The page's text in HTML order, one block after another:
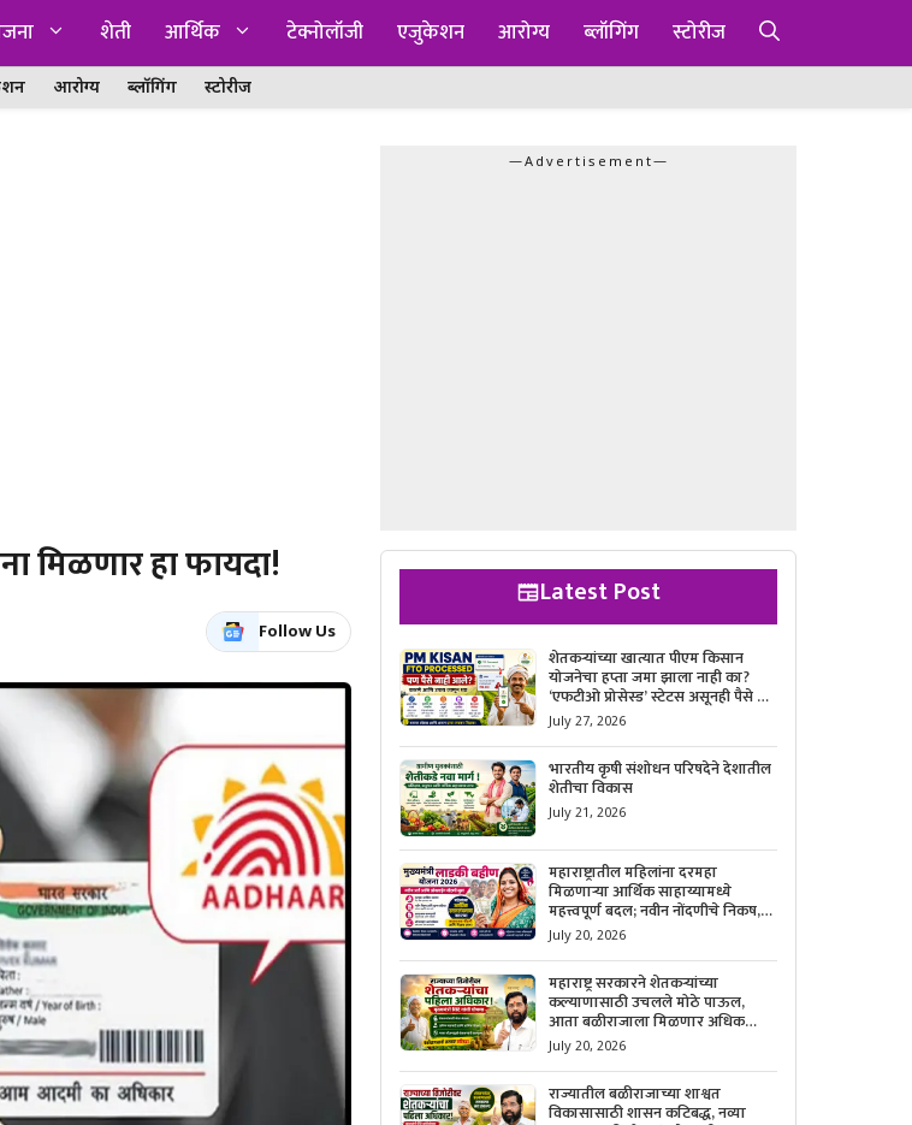
शेती आर्थिक टेक्नोलॉजी एजुकेशन आरोग्य ब्लॉगिंग स्टोरीज
आरोग्य ब्लॉगिंग स्टोरीज
मिळणार हा फायदा!
Follow Us
—Advertisement—
Latest Post
शेतकऱ्यांच्या खात्यात पीएम किसान
योजनेचा हप्ता जमा झाला नाही का?
‘एफटीओ प्रोसेस्ड’ स्टेटस असूनही पैसे न
मिळाल्यास काय करावे, याची सविस्तर
माहिती जाणून घ्या.
July 27, 2026
भारतीय कृषी संशोधन परिषदेने देशातील
शेतीचा विकास
July 21, 2026
महाराष्ट्रातील महिलांना दरमहा
मिळणाऱ्या आर्थिक साहाय्यामध्ये
महत्त्वपूर्ण बदल; नवीन नोंदणीचे निकष,
आवश्यक कागदपत्रे आणि ऑनलाईन
अर्ज करण्याची सोपी प्रक्रिया जाणून घ्या.
July 20, 2026
महाराष्ट्र सरकारने शेतकऱ्यांच्या
कल्याणासाठी उचलले मोठे पाऊल,
आता बळीराजाला मिळणार अधिक
बळकटी आणि आर्थिक संरक्षण; जाणून
घ्या सरकारचा नवा संकल्प.
July 20, 2026
राज्यातील बळीराजाच्या शाश्वत
विकासासाठी शासन कटिबद्ध, नव्या